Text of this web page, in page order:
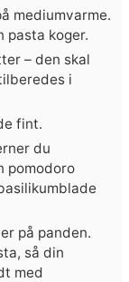
mediumvarme.
pasta koger.
– den skal
i
fint.
du
pomodoro
på panden.
så din
med